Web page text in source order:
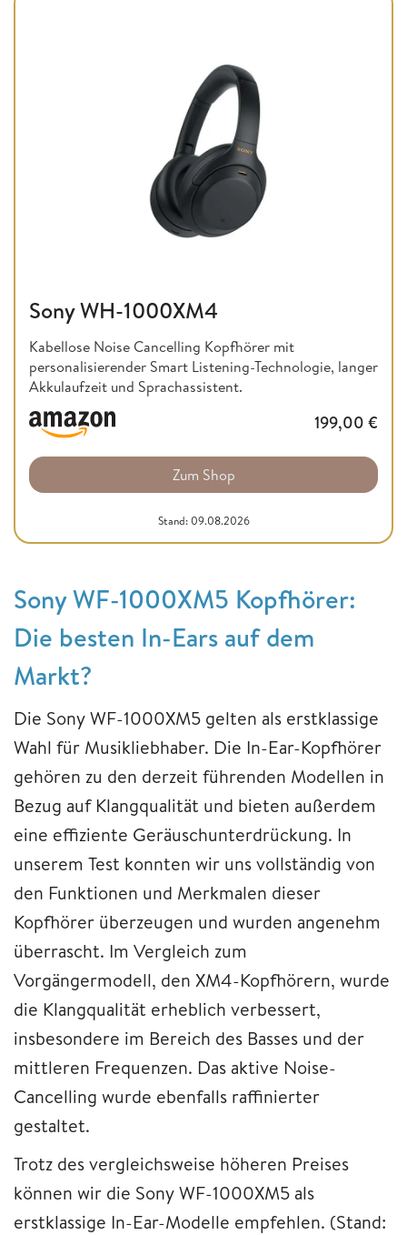
Sony WH-1000XM4
Kabellose Noise Cancelling Kopfhörer mit
personalisierender Smart Listening-Technologie, langer
Akkulaufzeit und Sprachassistent.
199,00 €
Zum Shop
Stand: 09.08.2026
Sony WF-1000XM5 Kopfhörer:
Die besten In-Ears auf dem
Markt?
Die Sony WF-1000XM5 gelten als erstklassige
Wahl für Musikliebhaber. Die In-Ear-Kopfhörer
gehören zu den derzeit führenden Modellen in
Bezug auf Klangqualität und bieten außerdem
eine effiziente Geräuschunterdrückung. In
unserem Test konnten wir uns vollständig von
den Funktionen und Merkmalen dieser
Kopfhörer überzeugen und wurden angenehm
überrascht. Im Vergleich zum
Vorgängermodell, den XM4-Kopfhörern, wurde
die Klangqualität erheblich verbessert,
insbesondere im Bereich des Basses und der
mittleren Frequenzen. Das aktive Noise-
Cancelling wurde ebenfalls raffinierter
gestaltet.
Trotz des vergleichsweise höheren Preises
können wir die Sony WF-1000XM5 als
erstklassige In-Ear-Modelle empfehlen. (Stand: